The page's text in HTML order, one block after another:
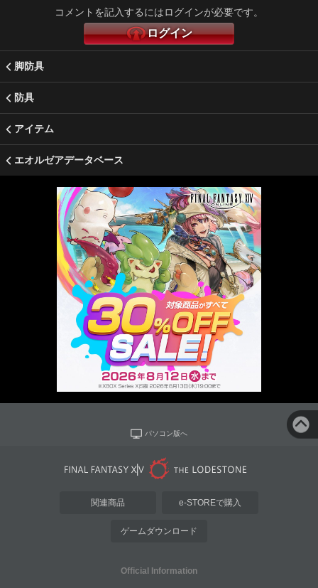
コメントを記入するにはログインが必要です。
ログイン
脚防具
防具
アイテム
エオルゼアデータベース
パソコン版へ
関連商品 e-STOREで購入
ゲームダウンロード
Official Information